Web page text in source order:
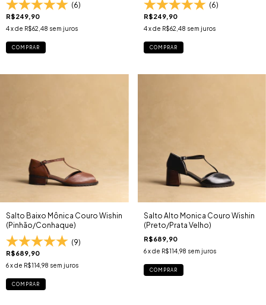
(6)
R$249,90
4x de R$62,48 sem juros
COMPRAR
(6)
R$249,90
4 x de R$62,48 sem juros
COMPRAR
Salto Baixo Mônica Couro Wishin
(Pinhão/Conhaque)
(9)
R$689,90
6x de R$114,98 sem juros
COMPRAR
Salto Alto Monica Couro Wishin
(Preto/Prata Velho)
R$689,90
6 x de R$114,98 sem juros
COMPRAR